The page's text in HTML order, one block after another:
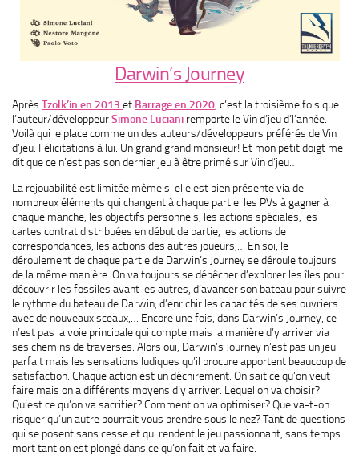
Darwin’s Journey
Après Tzolk’in en 2013 et Barrage en 2020, c’est la troisième fois que
l’auteur/développeurSimone Luciani remporte le Vin d’jeu d’l’année.
Voilà qui le place comme un des auteurs/développeurs préférés de Vin
d’jeu. Félicitations à lui. Un grand grand monsieur! Et mon petit doigt me
dit que ce n’est pas son dernier jeu à être primé sur Vin d’jeu…
La rejouabilité est limitée même si elle est bien présente via de
nombreux éléments qui changent à chaque partie: les PVs à gagner à
chaque manche, les objectifs personnels, les actions spéciales, les
cartes contrat distribuées en début de partie, les actions de
correspondances, les actions des autres joueurs,… En soi, le
déroulement de chaque partie de Darwin’s Journey se déroule toujours
de la même manière. On va toujours se dépêcher d’explorer les îles pour
découvrir les fossiles avant les autres, d’avancer son bateau pour suivre
le rythme du bateau de Darwin, d’enrichir les capacités de ses ouvriers
avec de nouveaux sceaux,… Encore une fois, dans Darwin’s Journey, ce
n’est pas la voie principale qui compte mais la manière d’y arriver via
ses chemins de traverses. Alors oui, Darwin’s Journey n’est pas un jeu
parfait mais les sensations ludiques qu’il procure apportent beaucoup de
satisfaction. Chaque action est un déchirement. On sait ce qu’on veut
faire mais on a différents moyens d’y arriver. Lequel on va choisir?
Qu’est ce qu’on va sacrifier? Comment on va optimiser? Que va-t-on
risquer qu’un autre pourrait vous prendre sous le nez? Tant de questions
qui se posent sans cesse et qui rendent le jeu passionnant, sans temps
mort tant on est plongé dans ce qu’on fait et va faire.